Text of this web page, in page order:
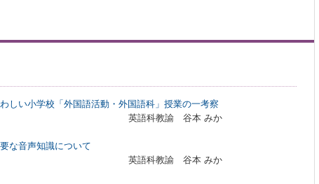
しい小学校「外国語活動・外国語科」授業の一考察
諭 谷本 みか
な音声知識について
諭 谷本 みか